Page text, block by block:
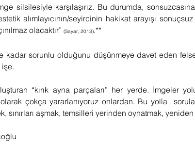
silsilesiyle karşılaşırız. Bu durumda,
alımlayıcının/seyircinin hakikat arayışı
olacaktır” (Sayar, 2013).**
kadar sorunlu olduğunu düşünmeye davet eden
işe.
“kırık ayna parçaları” her yerde. İmgeler
çokça yararlanıyoruz onlardan. Bu yolla
sınırları aşmak, temsilleri yerinden oynatmak,